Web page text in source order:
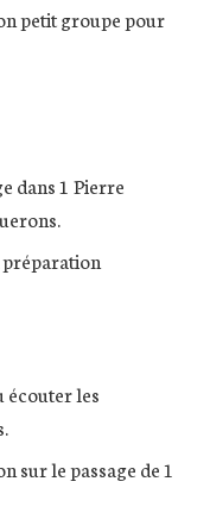
petit groupe pour
dans 1 Pierre
écouter les
sur le passage de 1